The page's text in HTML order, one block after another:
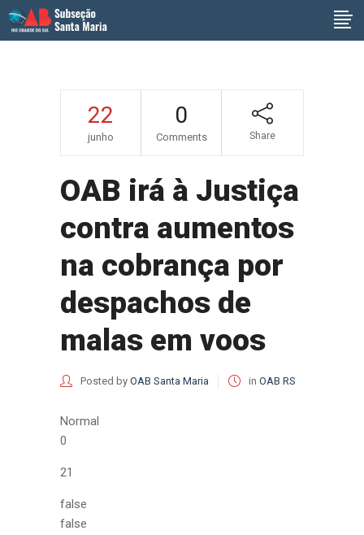
22
junho
0
Comments Share
OAB irá à Justiça
contra aumentos
na cobrança por
despachos de
malas em voos
Posted by OAB Santa Maria in OAB RS
Normal
0
21
false
false